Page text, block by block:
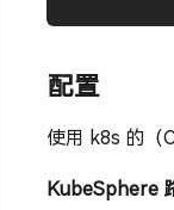
配置
使用 k8s 的（
KubeSphere